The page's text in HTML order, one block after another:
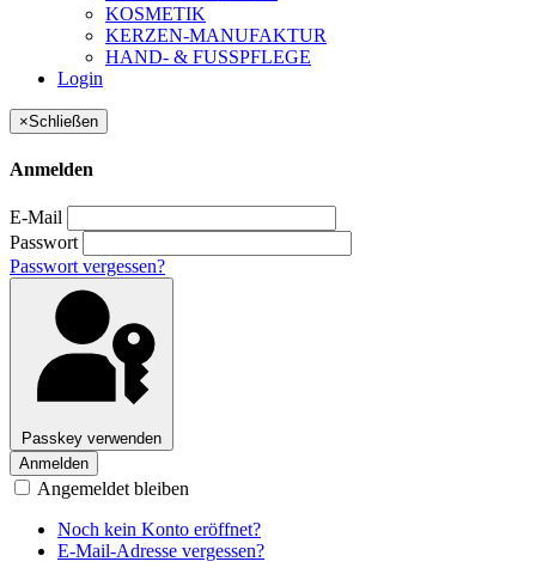
KOSMETIK
KERZEN-MANUFAKTUR
HAND- & FUSSPFLEGE
Login
×Schließen
Anmelden
E-Mail
Passwort
Passwort vergessen?
Passkey verwenden
Anmelden
Angemeldet bleiben
Noch kein Konto eröffnet?
E-Mail-Adresse vergessen?